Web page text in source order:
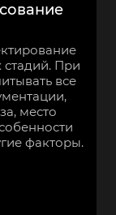
стадий. При
все
место
факторы.